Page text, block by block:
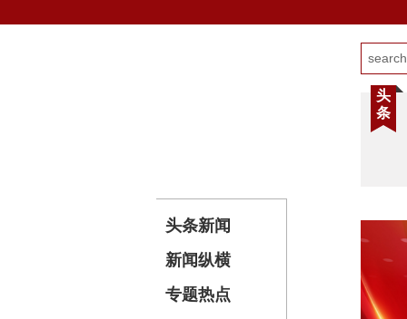
头条新闻
新闻纵横
专题热点
头
条